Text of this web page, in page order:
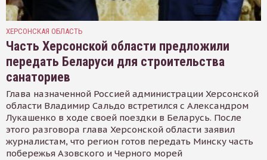
ХЕРСОНСКАЯ ОБЛАСТЬ
Часть Херсонской области предложили
передать Беларуси для строительства
санаториев
Глава назначенной Россией администрации Херсонской
области Владимир Сальдо встретился с Александром
Лукашенко в ходе своей поездки в Беларусь. После
этого разговора глава Херсонской области заявил
журналистам, что регион готов передать Минску часть
побережья Азовского и Черного морей